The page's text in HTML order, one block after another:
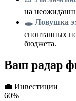
на
🕳️ Ловушка
спонтанных
бюджета.
Ваш радар
💼 Инвестиции
60%